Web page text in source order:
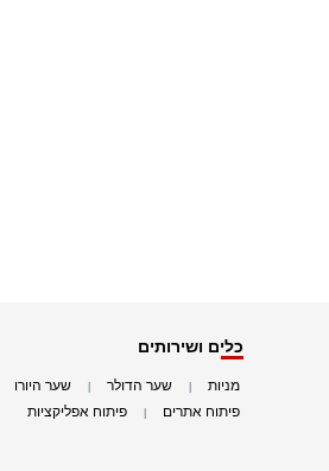
כלים ושירותים
מניות שער הדולר שער היורו
פיתוח אתרים פיתוח אפליקציות